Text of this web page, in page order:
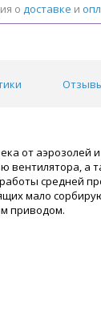
о доставке и
от
а
средней
мало
приводом.